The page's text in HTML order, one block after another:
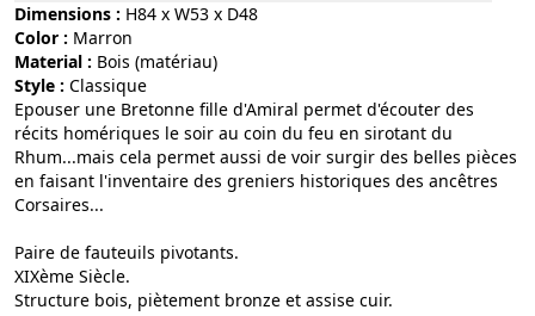
Dimensions : H84 x W53 x D48
Color :
marron
Material :
bois (matériau)
Style :
classique
Epouser une Bretonne fille d'Amiral permet d'écouter des
récits homériques le soir au coin du feu en sirotant du
Rhum...mais cela permet aussi de voir surgir des belles pièces
en faisant l'inventaire des greniers historiques des ancêtres
Corsaires...
Paire de fauteuils pivotants.
XIXème Siècle.
Structure bois, piètement bronze et assise cuir.